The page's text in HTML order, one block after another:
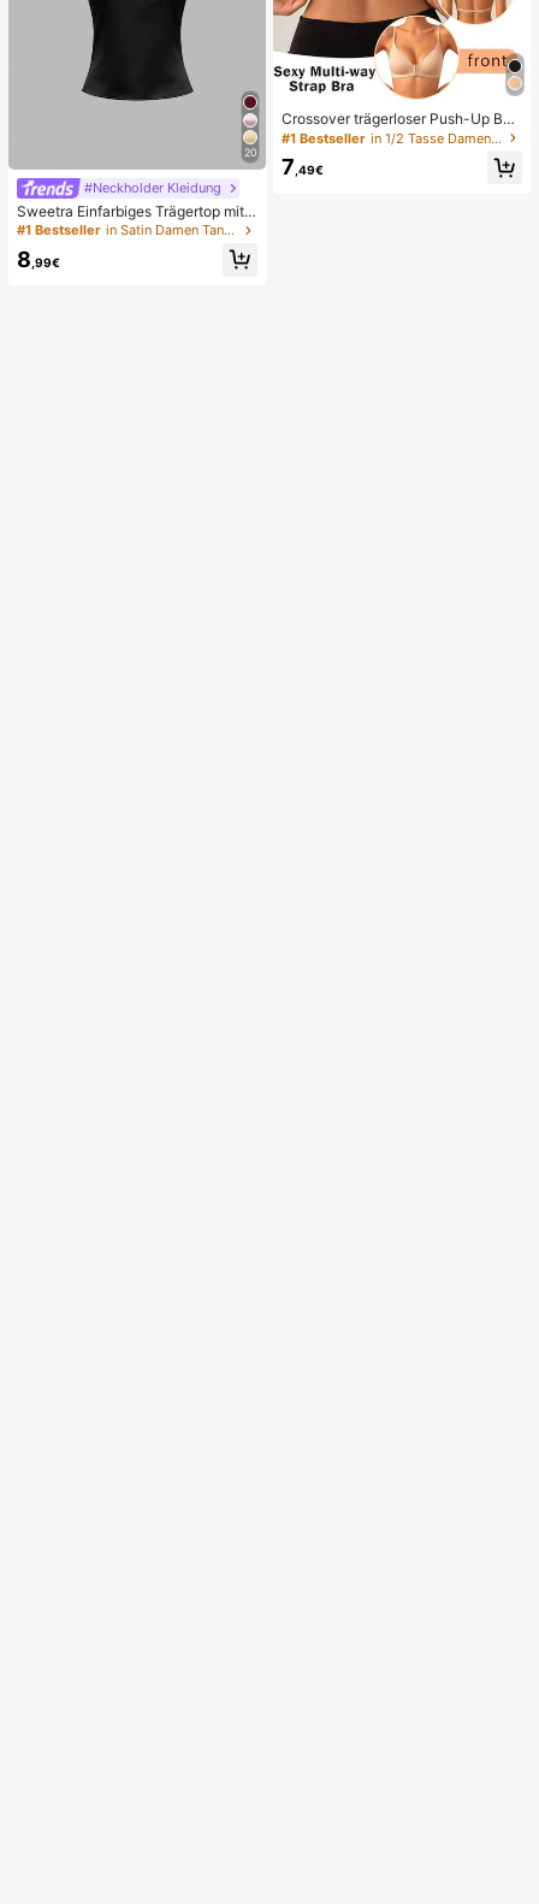
20
#Neckholder Kleidung
Sweetra Einfarbiges Trägertop mit d
rapiertem offenem Rücken und Sch
#1 Bestseller in Satin Damen Tank Tops & Camis
8 ,99€
Crossover trägerloser Push-Up BH,
nahtloses U-Rücken Design unsich
tbarer BH geeignet für verschieden
e Kleider, verstellbare Träger, hautf
#1 Bestseller in 1/2 Tasse Damen BHs & Bralettes
7 ,49€